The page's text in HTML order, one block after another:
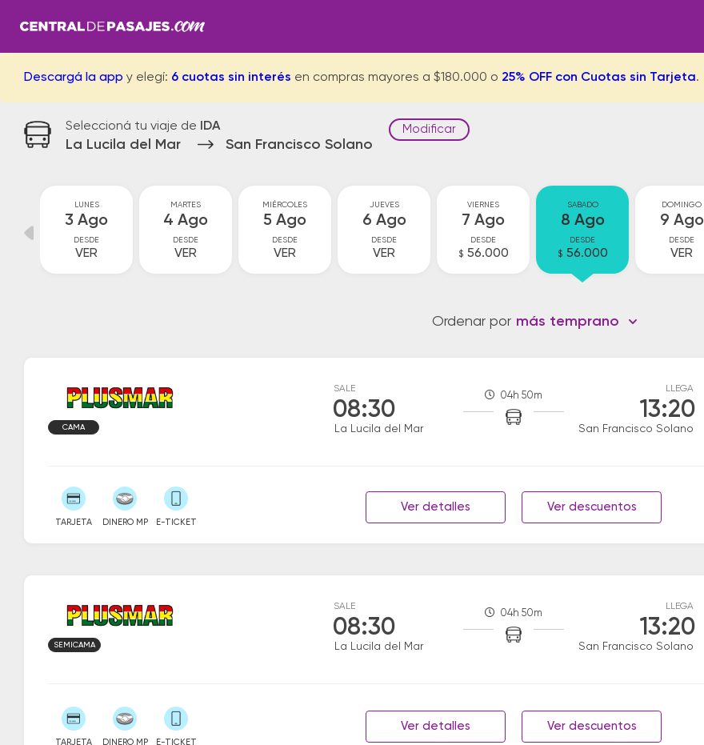
Descargá la app y elegí: 6 cuotas sin interés en compras mayores a $180.000 o 25% OFF con Cuotas sin Tarjeta.
Seleccioná tu viaje de IDA
La Lucila del Mar San Francisco Solano
Modificar
LUNES
3 Ago
DESDE
VER
MARTES
4 Ago
DESDE
VER
MIÉRCOLES
5 Ago
DESDE
VER
JUEVES
6 Ago
DESDE
VER
VIERNES
7 Ago
DESDE
$ 56.000
SABADO
8 Ago
DESDE
$ 56.000
DOMINGO
9 Ago
DESDE
VER
Ordenar por más temprano
SALE
08:30
La Lucila del Mar
04h 50m
LLEGA
13:20
San Francisco Solano
CAMA
TARJETA DINERO MP E-TICKET
Ver detalles Ver descuentos
SALE
08:30
La Lucila del Mar
04h 50m
LLEGA
13:20
San Francisco Solano
SEMICAMA
TARJETA DINERO MP E-TICKET
Ver detalles Ver descuentos